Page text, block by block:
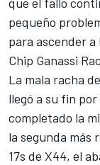
pequeño
para ascender
Chip Ganassi
La mala racha
llegó a su fin
completado la
la segunda más
17s de X44, el